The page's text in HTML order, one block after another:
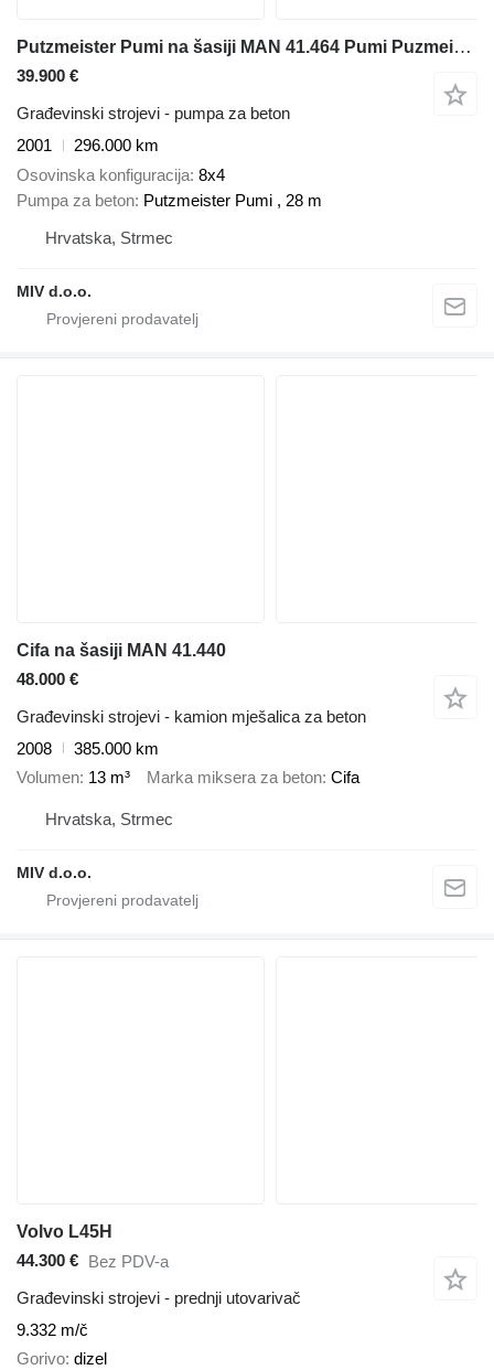
Putzmeister Pumi na šasiji MAN 41.464 Pumi Puzmeister 28m
39.900 €
Građevinski strojevi - pumpa za beton
2001
296.000 km
Osovinska konfiguracija 8x4
Pumpa za beton Putzmeister Pumi , 28 m
Hrvatska, Strmec
MIV d.o.o.
Cifa na šasiji MAN 41.440
48.000 €
Građevinski strojevi - kamion mješalica za beton
2008
385.000 km
Volumen 13 m³ Marka miksera za beton Cifa
Hrvatska, Strmec
MIV d.o.o.
Volvo L45H
44.300 € Bez PDV-a
Građevinski strojevi - prednji utovarivač
9.332 m/č
Gorivo dizel